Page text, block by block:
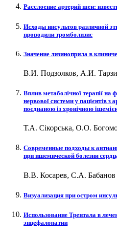
Расслоение артерий шеи:
Исходы инсультов различной
проводили тромболизис
Значение лизиноприла в
В.И. Подзолков, А.И.
Вплив метаболічної терапії на
нервової системи у пацієнтів з
поєднаною із хронічною
Т.А. Сікорська, О.О.
Современные подходы к
при ишемической болезни
В.В. Косарев, С.А. Бабанов
Визуализация при остром
Использование Трентала в
энцефалопатии